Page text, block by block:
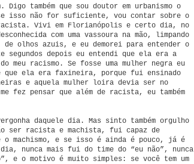
também que sou doutor em urbanismo o
isso não for suficiente, vou contar sobre o
racista. Vivi em Florianópolis e certo dia, no
com uma vassoura na mão, limpando
olhos azuis, e eu demorei para entender o
segundos depois eu entendi que ela era a
meu racismo. Se fosse uma mulher negra eu
que ela era faxineira, porque fui ensinado
e aquela mulher loira devia ser no
fez pensar que além de racista, eu também
daquele dia. Mas sinto também orgulho
ser racista e machista, fui capaz de
o machismo, e se isso é ainda é pouco, já é
nunca mais fui do time do “eu não”, nunca
e o motivo é muito simples: se você tem um